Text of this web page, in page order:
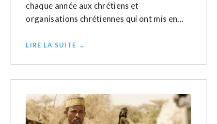
chaque année aux chrétiens et
organisations chrétiennes qui ont mis en…
LIRE LA SUITE →